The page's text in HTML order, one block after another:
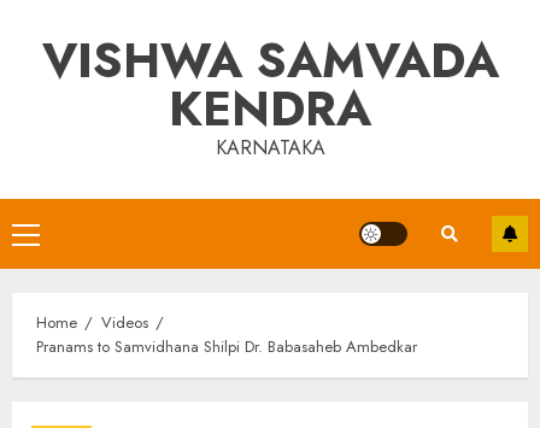
contentVISHWA SAMVADA
KENDRA
KARNATAKA
Primary
Menu
Home
Videos
Pranams to Samvidhana Shilpi Dr. Babasaheb Ambedkar